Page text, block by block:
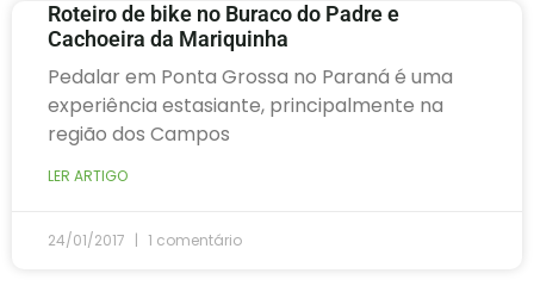
Roteiro de bike no Buraco do Padre e
Cachoeira da Mariquinha
Pedalar em Ponta Grossa no Paraná é uma
experiência estasiante, principalmente na
região dos Campos
LER ARTIGO
24/01/2017 1 comentário